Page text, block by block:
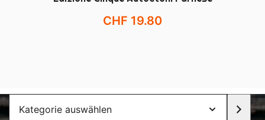
CHF 19.80
Kategorie
auswählen